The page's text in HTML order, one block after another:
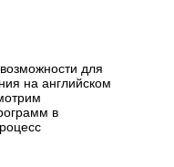
для
на английском
в